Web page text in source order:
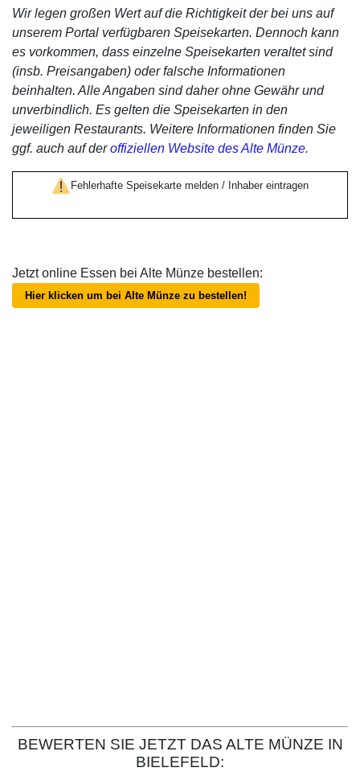
Wir legen großen Wert auf die Richtigkeit der bei uns auf
unserem Portal verfügbaren Speisekarten. Dennoch kann
es vorkommen, dass einzelne Speisekarten veraltet sind
(insb. Preisangaben) oder falsche Informationen
beinhalten. Alle Angaben sind daher ohne Gewähr und
unverbindlich. Es gelten die Speisekarten in den
jeweiligen Restaurants. Weitere Informationen finden Sie
ggf. auch auf deroffiziellen Website des Alte Münze.
Fehlerhafte Speisekarte melden / Inhaber eintragen
Jetzt online Essen bei Alte Münze bestellen:
Hier klicken um bei Alte Münze zu bestellen!
BEWERTEN SIE JETZT DAS ALTE MÜNZE IN
BIELEFELD: